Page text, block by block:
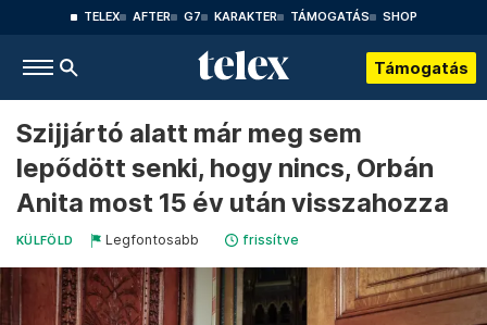
TELEX AFTER G7 KARAKTER TÁMOGATÁS SHOP
Támogatás
Szijjártó alatt már meg sem
lepődött senki, hogy nincs, Orbán
Anita most 15 év után visszahozza
KÜLFÖLD Legfontosabb frissítve